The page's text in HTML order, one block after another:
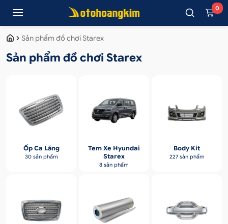
0
Sản phẩm đồ chơi Starex
Sản phẩm đồ chơi Starex
Ốp Ca Lăng
30 sản phẩm
Tem Xe Hyundai
Starex
8 sản phẩm
Body Kit
227 sản phẩm